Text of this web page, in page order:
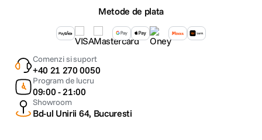
Metode de plata
Comenzi si suport
+40 21 270 0050
Program de lucru
09:00 - 21:00
Showroom
Bd-ul Unirii 64, Bucuresti